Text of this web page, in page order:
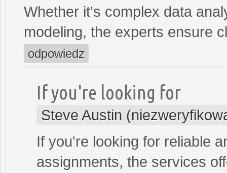
Whether it's complex data
modeling, the experts ensure
odpowiedz
If you're looking for
Steve Austin
If you're looking for reliable
assignments, the services